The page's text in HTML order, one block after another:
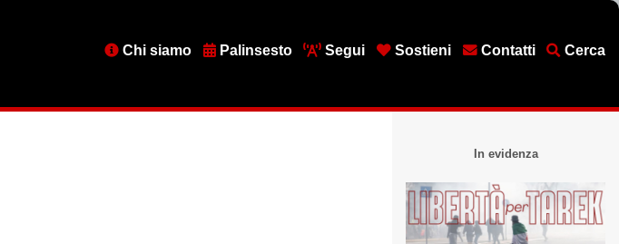
MenuChi siamo Palinsesto Segui Sostieni Contatti Cerca
In evidenza